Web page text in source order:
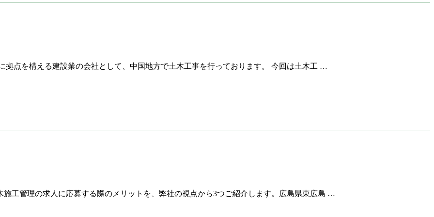
拠点を構える建設業の会社として、中国地方で土木工事を行っております。 今回は土木工 …
工管理の求人に応募する際のメリットを、弊社の視点から3つご紹介します。広島県東広島 …